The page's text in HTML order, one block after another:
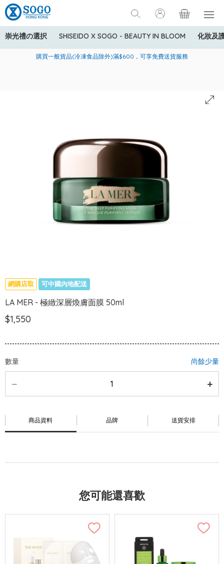
崇光禮の選択 SHISEIDO X SOGO - BEAUTY IN BLOOM 化妝及
美國運通Explorer®信用卡會員購物禮遇：高達5%簽賬回贈！
購買一般貨品(冷凍食品除外)滿$600，可享免費送貨服務
寄送中國內地服務只適用於指定商品，若訂單金額少於HK$600(折
網購店取 可中國內地配送
LA MER - 極緻深層煥膚面膜 50ml
$1,550
數量 尚餘少量
商品資料 品牌 送貨安排
您可能還喜歡